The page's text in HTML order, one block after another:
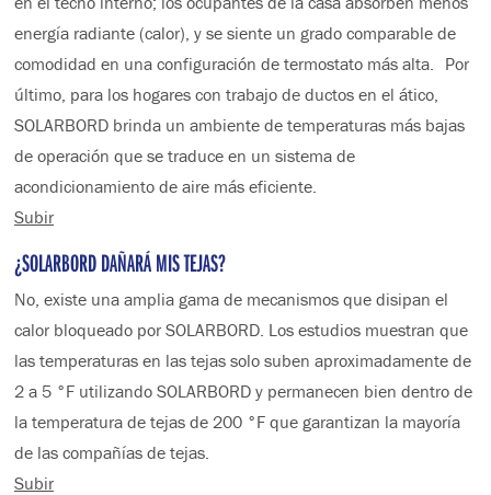
energía radiante (calor), y se siente un grado comparable de
comodidad en una configuración de termostato más alta. Por
último, para los hogares con trabajo de ductos en el ático,
SOLARBORD brinda un ambiente de temperaturas más bajas
de operación que se traduce en un sistema de
acondicionamiento de aire más eficiente.
Subir
¿SOLARBORD DAÑARÁ MIS TEJAS?
No, existe una amplia gama de mecanismos que disipan el
calor bloqueado por SOLARBORD. Los estudios muestran que
las temperaturas en las tejas solo suben aproximadamente de
2 a 5 °F utilizando SOLARBORD y permanecen bien dentro de
la temperatura de tejas de 200 °F que garantizan la mayoría
de las compañías de tejas.
Subir